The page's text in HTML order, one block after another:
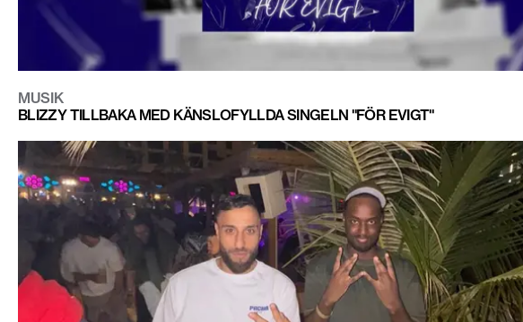
MUSIK
BLIZZY TILLBAKA MED KÄNSLOFYLLDA SINGELN "FÖR EVIGT"